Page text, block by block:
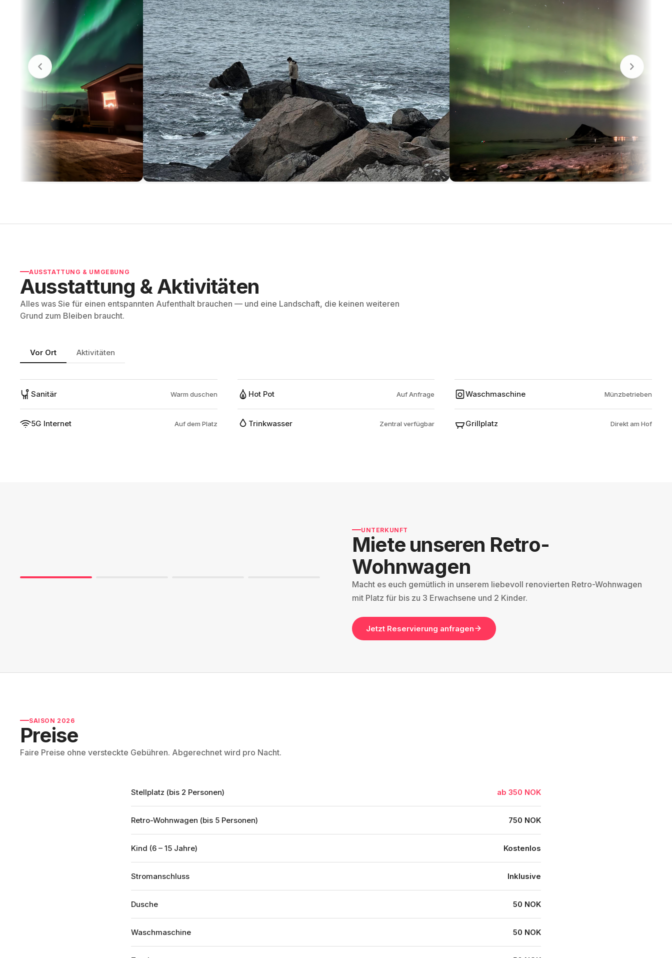
AUSSTATTUNG & UMGEBUNG
Ausstattung & Aktivitäten
Alles was Sie für einen entspannten Aufenthalt brauchen — und eine Landschaft, die keinen weiteren
Grund zum Bleiben braucht.
Vor Ort Aktivitäten
Sanitär Warm duschen Hot Pot Auf Anfrage Waschmaschine Münzbetrieben
5G Internet Auf dem Platz Trinkwasser Zentral verfügbar Grillplatz Direkt am Hof
UNTERKUNFT
Miete unseren Retro-
Wohnwagen
Macht es euch gemütlich in unserem liebevoll renovierten Retro-Wohnwagen
mit Platz für bis zu 3 Erwachsene und 2 Kinder.
Jetzt Reservierung anfragen
SAISON 2026
Preise
Faire Preise ohne versteckte Gebühren. Abgerechnet wird pro Nacht.
Stellplatz (bis 2 Personen) ab 350 NOK
Retro-Wohnwagen (bis 5 Personen) 750 NOK
Kind (6 – 15 Jahre) Kostenlos
Stromanschluss Inklusive
Dusche 50 NOK
Waschmaschine 50 NOK